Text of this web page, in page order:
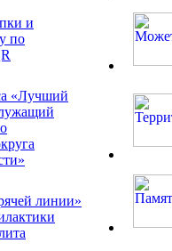
и
по
«Лучший
линии»